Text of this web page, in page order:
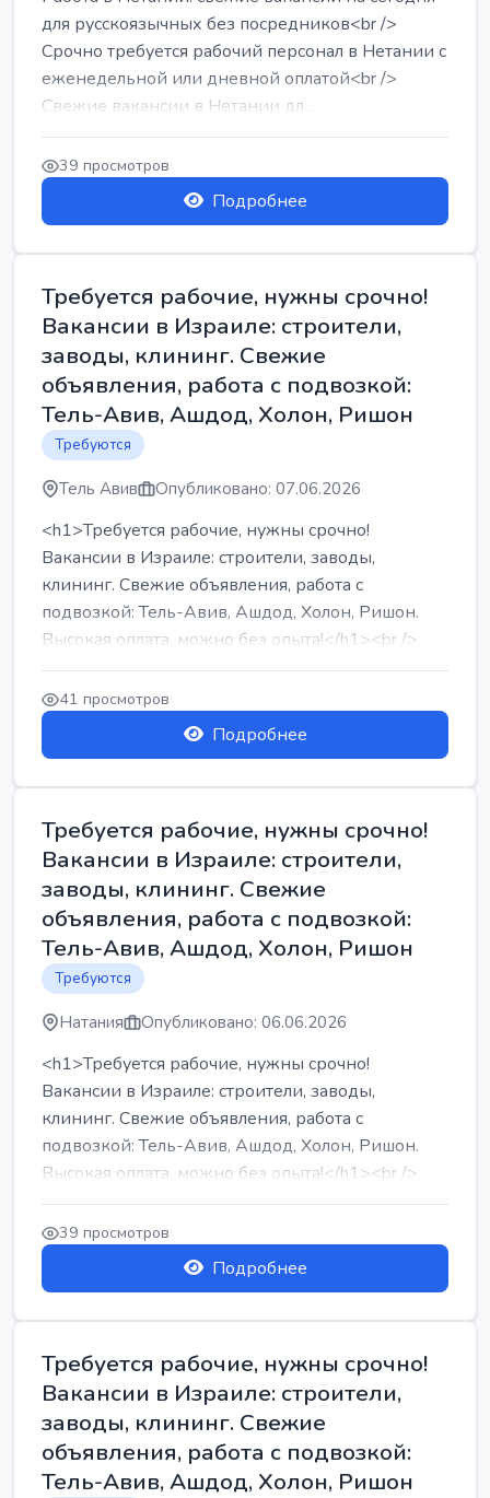
для русскоязычных без посредников<br />
Срочно требуется рабочий персонал в Нетании с
еженедельной или дневной оплатой<br />
Свежие вакансии в Нетании дл...
39 просмотров
Подробнее
Требуется рабочие, нужны срочно!
Вакансии в Израиле: строители,
заводы, клининг. Свежие
объявления, работа с подвозкой:
Тель-Авив, Ашдод, Холон, Ришон
Требуются
Тель Авив Опубликовано: 07.06.2026
<h1>Требуется рабочие, нужны срочно!
Вакансии в Израиле: строители, заводы,
клининг. Свежие объявления, работа с
подвозкой: Тель-Авив, Ашдод, Холон, Ришон.
Высокая оплата, можно без опыта!</h1><br />
...
41 просмотров
Подробнее
Требуется рабочие, нужны срочно!
Вакансии в Израиле: строители,
заводы, клининг. Свежие
объявления, работа с подвозкой:
Тель-Авив, Ашдод, Холон, Ришон
Требуются
Натания Опубликовано: 06.06.2026
<h1>Требуется рабочие, нужны срочно!
Вакансии в Израиле: строители, заводы,
клининг. Свежие объявления, работа с
подвозкой: Тель-Авив, Ашдод, Холон, Ришон.
Высокая оплата, можно без опыта!</h1><br />
...
39 просмотров
Подробнее
Требуется рабочие, нужны срочно!
Вакансии в Израиле: строители,
заводы, клининг. Свежие
объявления, работа с подвозкой:
Тель-Авив, Ашдод, Холон, Ришон